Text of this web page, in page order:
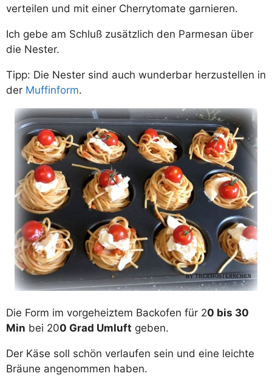
verteilen und mit einer Cherrytomate garnieren.
Ich gebe am Schluß zusätzlich den Parmesan über
die Nester.
Tipp: Die Nester sind auch wunderbar herzustellen in
der Muffinform.
Die Form im vorgeheiztem Backofen für 20 bis 30
Min bei 200 Grad Umluft geben.
Der Käse soll schön verlaufen sein und eine leichte
Bräune angenommen haben.